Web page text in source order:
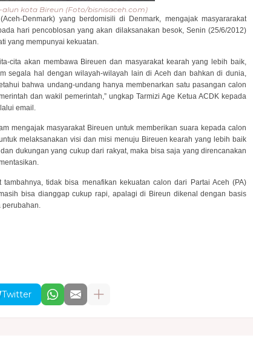
alun kota Bireun (Foto/bisnisaceh.com)
Denmark) yang berdomisili di Denmark, mengajak masyararakat
hari pencoblosan yang akan dilaksanakan besok, Senin (25/6/2012)
yang mempunyai kekuatan.
cita akan membawa Bireuen dan masyarakat kearah yang lebih baik,
segala hal dengan wilayah-wilayah lain di Aceh dan bahkan di dunia,
bahwa undang-undang hanya membenarkan satu pasangan calon
dan wakil pemerintah,” ungkap Tarmizi Age Ketua ACDK kepada
email.
mengajak masyarakat Bireuen untuk memberikan suara kepada calon
melaksanakan visi dan misi menuju Bireuen kearah yang lebih baik
dukungan yang cukup dari rakyat, maka bisa saja yang direncanakan
tambahnya, tidak bisa menafikan kekuatan calon dari Partai Aceh (PA)
bisa dianggap cukup rapi, apalagi di Bireun dikenal dengan basis
perubahan.
Twitter